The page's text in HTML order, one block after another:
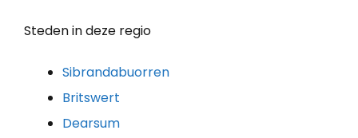
Steden in deze regio
Sibrandabuorren
Britswert
Dearsum